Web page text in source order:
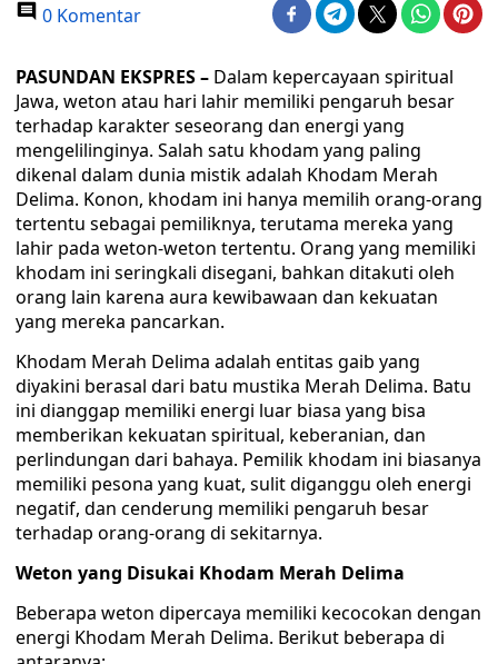
0 Komentar
PASUNDAN EKSPRES – Dalam kepercayaan spiritual
Jawa, weton atau hari lahir memiliki pengaruh besar
terhadap karakter seseorang dan energi yang
mengelilinginya. Salah satu khodam yang paling
dikenal dalam dunia mistik adalah Khodam Merah
Delima. Konon, khodam ini hanya memilih orang-orang
tertentu sebagai pemiliknya, terutama mereka yang
lahir pada weton-weton tertentu. Orang yang memiliki
khodam ini seringkali disegani, bahkan ditakuti oleh
orang lain karena aura kewibawaan dan kekuatan
yang mereka pancarkan.
Khodam Merah Delima adalah entitas gaib yang
diyakini berasal dari batu mustika Merah Delima. Batu
ini dianggap memiliki energi luar biasa yang bisa
memberikan kekuatan spiritual, keberanian, dan
perlindungan dari bahaya. Pemilik khodam ini biasanya
memiliki pesona yang kuat, sulit diganggu oleh energi
negatif, dan cenderung memiliki pengaruh besar
terhadap orang-orang di sekitarnya.
Weton yang Disukai Khodam Merah Delima
Beberapa weton dipercaya memiliki kecocokan dengan
energi Khodam Merah Delima. Berikut beberapa di